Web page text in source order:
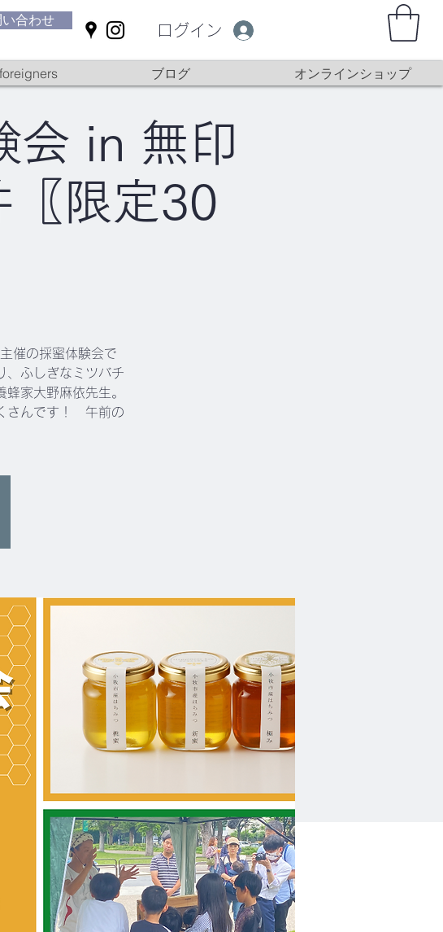
合わせ
ログイン
会 in 無印
〖限定30
催の採蜜体験会で
、ふしぎなミツバチ
家大野麻依先生。
さんです！ 午前の
ブログ オンラインショップ